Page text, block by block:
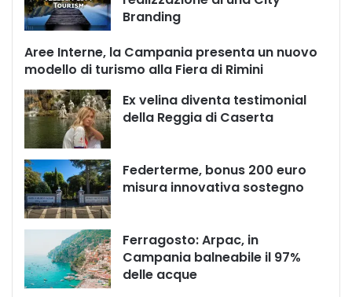
Branding
Aree Interne, la Campania presenta un nuovo
modello di turismo alla Fiera di Rimini
Ex velina diventa testimonial
della Reggia di Caserta
Federterme, bonus 200 euro
misura innovativa sostegno
Ferragosto: Arpac, in
Campania balneabile il 97%
delle acque